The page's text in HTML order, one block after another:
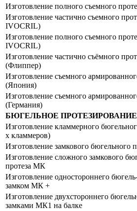
Изготовление полного съемного
Изготовление частично съемного
IVOCRIL)
Изготовление полного съемного
IVOCRIL)
Изготовление частично съёмного
(Флиппер)
Изготовление съемного
(Япония)
Изготовление съемного
(Германия)
БЮГЕЛЬНОЕ ПРОТЕЗИРОВАНИЕ
Изготовление кламмерного
х кламмеров)
Изготовление замкового бюгельного
Изготовление сложного замкового
протеза МК
Изготовление одностороннего
замком МК +
Изготовление двухстороннего
замками МК1 на балке